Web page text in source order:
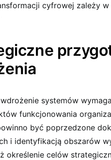
cyfrowej zależy
systemów
funkcjonowania
być poprzedzone
i identyfikacją obszarów
określenie celów